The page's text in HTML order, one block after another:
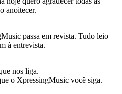
anoitecer.
passa em revista. Tudo leio
à entrevista.
nos liga.
o XpressingMusic você siga.